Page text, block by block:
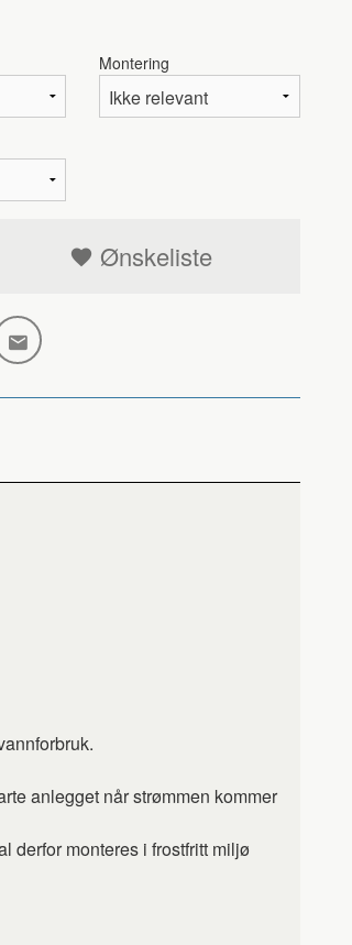
Montering
Ønskeliste
anlegget når strømmen kommer
derfor monteres i frostfritt miljø